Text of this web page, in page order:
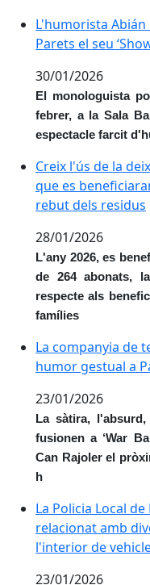
L'humorista Abián
L'humorista Abián
Parets el seu
30/01/2026
El monologuista
febrer, a la Sala
espectacle farcit
Creix l'ús de la
Creix l'ús de la
que es
rebut dels residus
28/01/2026
L'any 2026, es
de 264 abonats,
respecte als
famílies
La companyia de
La companyia de
humor gestual a
23/01/2026
La sàtira,
fusionen a ‘War
Can Rajoler el
h
La Policia Local
La Policia Local
relacionat amb
l'interior de
23/01/2026